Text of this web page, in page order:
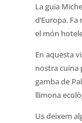
La guia
d’Europa.
el món
En aquesta
nostra cuina
gamba de
llimona
Us deixem